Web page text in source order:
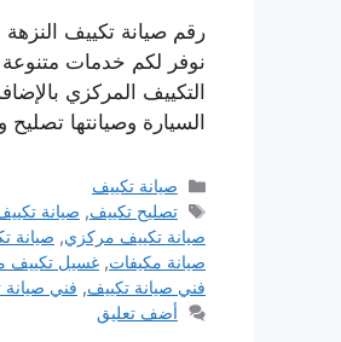
نوفر لكم خدمات
التكييف المركزي
السيارة وصيانتها
التصنيفات
صيانة تكييف
الوسوم
تصليح تكييف, صيانة
صيانة تكييف مركزي, صيانة
صيانة مكيفات, غسيل تكييف
فني صيانة تكييف, فني صيانة
أضف تعليق